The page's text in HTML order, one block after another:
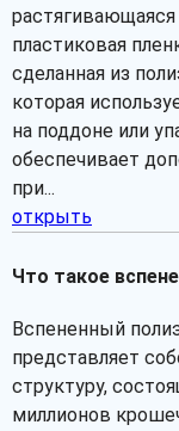
растягивающаяся
пластиковая
сделанная из
которая
на поддоне или
обеспечивает
при...
открыть
Что такое
Вспененный
представляет
структуру,
миллионов